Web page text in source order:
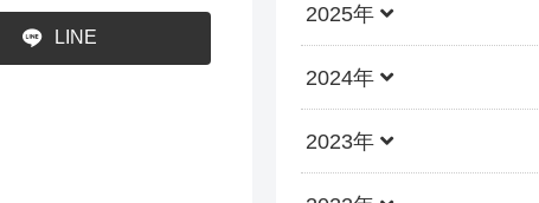
LINE
2025年
2024年
2023年